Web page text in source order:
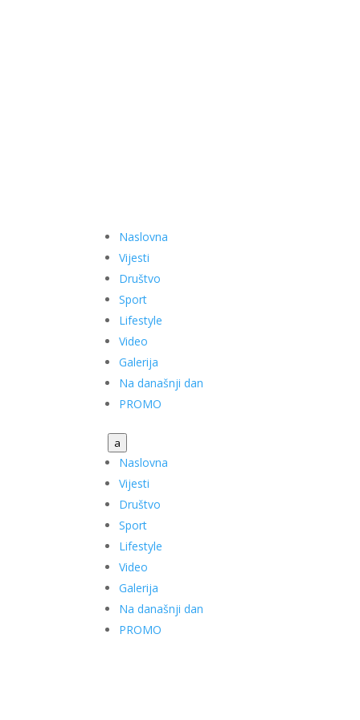
Naslovna
Vijesti
Društvo
Sport
Lifestyle
Video
Galerija
Na današnji dan
PROMO
a
Naslovna
Vijesti
Društvo
Sport
Lifestyle
Video
Galerija
Na današnji dan
PROMO